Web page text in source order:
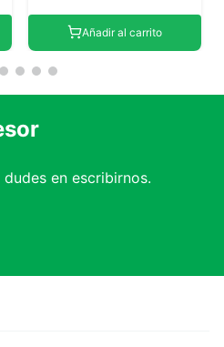
Añadir al carrito
en escribirnos.